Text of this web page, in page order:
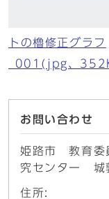
トの櫓修正グラフ
_001(jpg、
お問い合わせ
姫路市 教育委
究センター 城
住所: